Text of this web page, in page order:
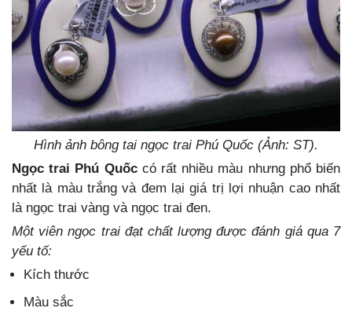
Hình ảnh bông tai ngọc trai Phú Quốc (Ảnh: ST).
Ngọc trai Phú Quốccó rất nhiều màu nhưng phổ biến
nhất là màu trắng và đem lại giá trị lợi nhuận cao nhất
là ngọc trai vàng và ngọc trai đen.
Một viên ngọc trai đạt chất lượng được đánh giá qua 7
yếu tố:
Kích thước
Màu sắc